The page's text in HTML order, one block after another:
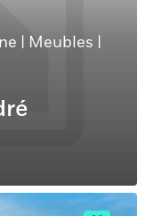
| Meubles |